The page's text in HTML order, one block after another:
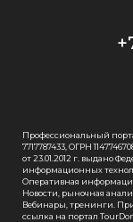
Профессиональный
7717787433, ОГРН
от 23.01.2012 г. выдано
информационных
Оперативная
Новости, рыночная
Вебинары, тренинги.
ссылка на портал